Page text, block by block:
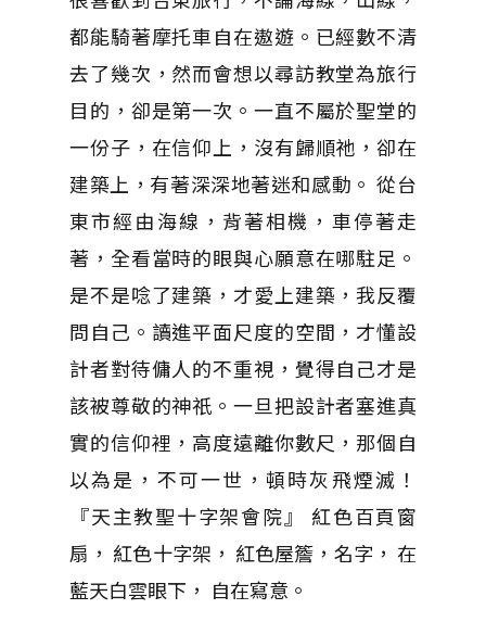
都能騎著摩托車自在遨遊。已經數不清
去了幾次，然而會想以尋訪教堂為旅行
目的，卻是第一次。一直不屬於聖堂的
一份子，在信仰上，沒有歸順祂，卻在
建築上，有著深深地著迷和感動。 從台
東市經由海線，背著相機，車停著走
著，全看當時的眼與心願意在哪駐足。
是不是唸了建築，才愛上建築，我反覆
問自己。讀進平面尺度的空間，才懂設
計者對待傭人的不重視，覺得自己才是
該被尊敬的神祇。一旦把設計者塞進真
實的信仰裡，高度遠離你數尺，那個自
以為是，不可一世，頓時灰飛煙滅！
『天主教聖十字架會院』 紅色百頁窗
扇， 紅色十字架， 紅色屋簷，名字， 在
藍天白雲眼下， 自在寫意。